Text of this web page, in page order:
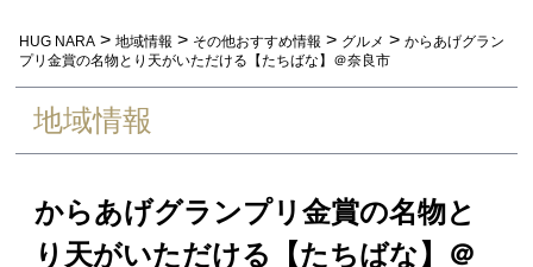
HUG NARA > 地域情報 > その他おすすめ情報 > グルメ > からあげグラン
プリ金賞の名物とり天がいただける【たちばな】＠奈良市
地域情報
からあげグランプリ金賞の名物と
り天がいただける【たちばな】＠